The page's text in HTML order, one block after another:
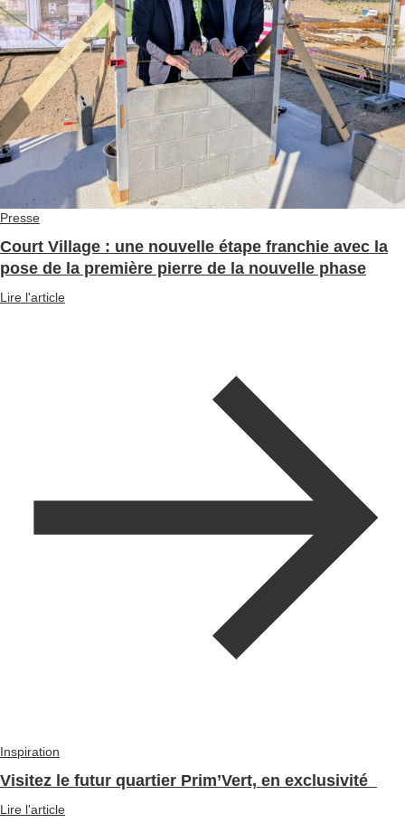
Presse
Court Village : une nouvelle étape franchie avec la
pose de la première pierre de la nouvelle phase
Lire l'article
Inspiration
Visitez le futur quartier Prim’Vert, en exclusivité
Lire l'article